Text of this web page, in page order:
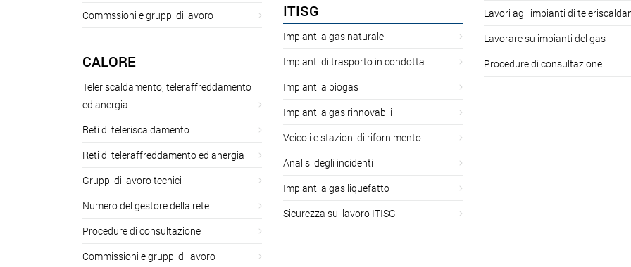
Commssioni e gruppi di lavoro
CALORE
Teleriscaldamento, teleraffreddamento
ed anergia
Reti di teleriscaldamento
Reti di teleraffreddamento ed anergia
Gruppi di lavoro tecnici
Numero del gestore della rete
Procedure di consultazione
Commissioni e gruppi di lavoro
ITISG
Impianti a gas naturale
Impianti di trasporto in condotta
Impianti a biogas
Impianti a gas rinnovabili
Veicoli e stazioni di rifornimento
Analisi degli incidenti
Impianti a gas liquefatto
Sicurezza sul lavoro ITISG
Lavori agli impianti di
Lavorare su impianti del gas
Procedure di consultazione